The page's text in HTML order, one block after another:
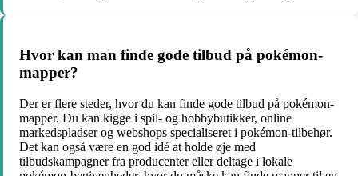
Hvor kan man finde gode tilbud på pokémon-
mapper?
Der er flere steder, hvor du kan finde gode tilbud på pokémon-
mapper. Du kan kigge i spil- og hobbybutikker, online
markedspladser og webshops specialiseret i pokémon-tilbehør.
Det kan også være en god idé at holde øje med
tilbudskampagner fra producenter eller deltage i lokale